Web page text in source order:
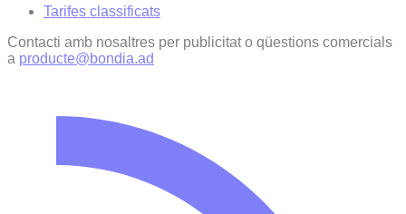
Tarifes classificats
Contacti amb nosaltres per publicitat o qüestions comercials
a producte@bondia.ad